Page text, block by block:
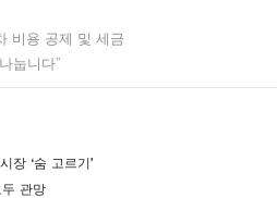
비용 공제 및 세금
눕니다”
장 ‘숨 고르기’
관망